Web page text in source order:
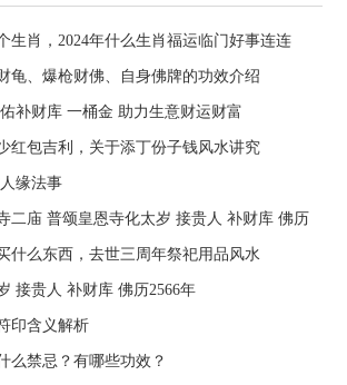
生肖，2024年什么生肖福运临门好事连连
龟、爆枪财佛、自身佛牌的功效介绍
补财库 一桶金 助力生意财运财富
红包吉利，关于添丁份子钱风水讲究
缘法事
二庙 普颂皇恩寺化太岁 接贵人 补财库 佛历
什么东西，去世三周年祭祀用品风水
接贵人 补财库 佛历2566年
印含义解析
么禁忌？有哪些功效？